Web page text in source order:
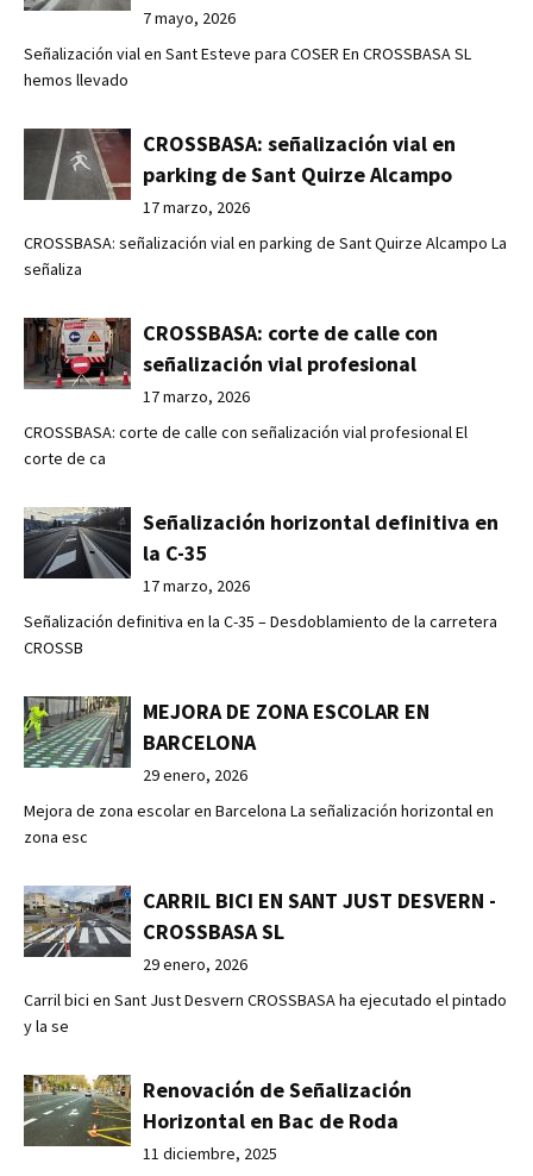
7 mayo, 2026
Señalización vial en Sant Esteve para COSER En CROSSBASA SL
hemos llevado
CROSSBASA: señalización vial en
parking de Sant Quirze Alcampo
17 marzo, 2026
CROSSBASA: señalización vial en parking de Sant Quirze Alcampo La
señaliza
CROSSBASA: corte de calle con
señalización vial profesional
17 marzo, 2026
CROSSBASA: corte de calle con señalización vial profesional El
corte de ca
Señalización horizontal definitiva en
la C-35
17 marzo, 2026
Señalización definitiva en la C-35 – Desdoblamiento de la carretera
CROSSB
MEJORA DE ZONA ESCOLAR EN
BARCELONA
29 enero, 2026
Mejora de zona escolar en Barcelona La señalización horizontal en
zona esc
CARRIL BICI EN SANT JUST DESVERN -
CROSSBASA SL
29 enero, 2026
Carril bici en Sant Just Desvern CROSSBASA ha ejecutado el pintado
y la se
Renovación de Señalización
Horizontal en Bac de Roda
11 diciembre, 2025